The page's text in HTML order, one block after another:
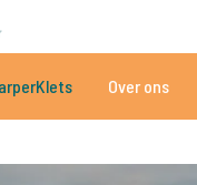
Over ons